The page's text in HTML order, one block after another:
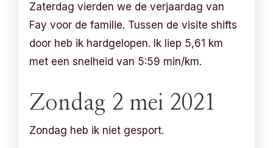
Zaterdag vierden we de verjaardag van
Fay voor de familie. Tussen de visite shifts
door heb ik hardgelopen. Ik liep 5,61 km
met een snelheid van 5:59 min/km.
Zondag 2 mei 2021
Zondag heb ik niet gesport.